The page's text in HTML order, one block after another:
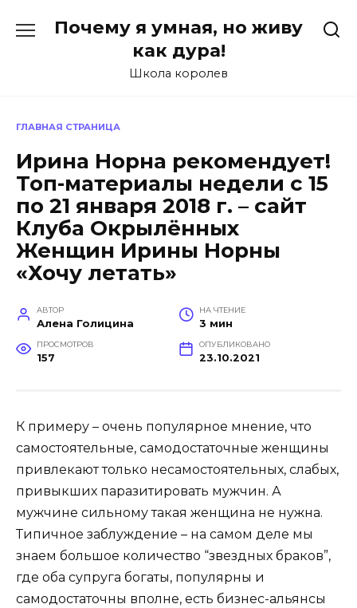
Почему я умная, но живу
как дура!
Школа королев
ГЛАВНАЯ СТРАНИЦА
Ирина Норна рекомендует!
Топ-материалы недели с 15
по 21 января 2018 г. – сайт
Клуба Окрылённых
Женщин Ирины Норны
«Хочу летать»
АВТОР
Алена Голицина
НА ЧТЕНИЕ
3 мин
ПРОСМОТРОВ
157
ОПУБЛИКОВАНО
23.10.2021
К примеру – очень популярное мнение, что
самостоятельные, самодостаточные женщины
привлекают только несамостоятельных, слабых,
привыкших паразитировать мужчин. А
мужчине сильному такая женщина не нужна.
Типичное заблуждение – на самом деле мы
знаем большое количество “звездных браков”,
где оба супруга богаты, популярны и
самодостаточны вполне, есть бизнес-альянсы